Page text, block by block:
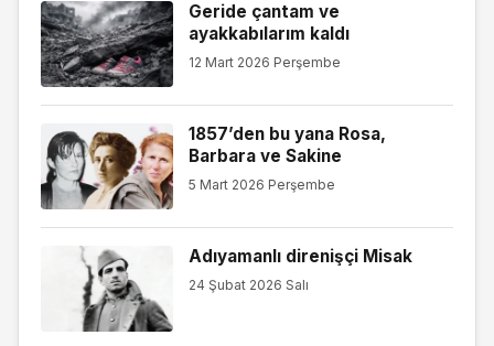
Geride çantam ve
ayakkabılarım kaldı
12 Mart 2026 Perşembe
1857’den bu yana Rosa,
Barbara ve Sakine
5 Mart 2026 Perşembe
Adıyamanlı direnişçi Misak
24 Şubat 2026 Salı